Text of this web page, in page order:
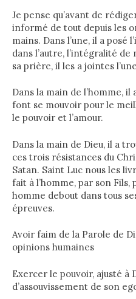
Je pense qu’avant de
informé de tout depuis les
mains. Dans l’une, il a posé
dans l’autre, l’intégralité
sa prière, il les a jointes
Dans la main de l’homme,
font se mouvoir pour le
le pouvoir et l’amour.
Dans la main de Dieu, il a
ces trois résistances du
Satan. Saint Luc nous les
fait à l’homme, par son Fils,
homme debout dans tous
épreuves.
Avoir faim de la Parole de
opinions humaines
Exercer le pouvoir, ajusté à
d’assouvissement de son